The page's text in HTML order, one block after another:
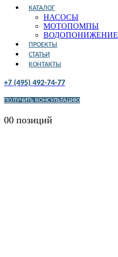
КАТАЛОГ
НАСОСЫ
МОТОПОМПЫ
ВОДОПОНИЖЕНИЕ
ПРОЕКТЫ
СТАТЬИ
КОНТАКТЫ
+7 (495) 492-74-77
ПОЛУЧИТЬ КОНСУЛЬТАЦИЮ
00 позиций